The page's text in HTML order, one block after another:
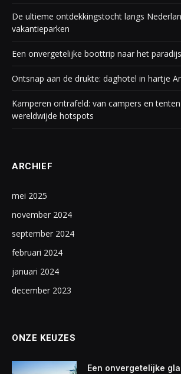
De ultieme ontdekkingstocht langs
vakantieparken
Een onvergetelijke boottrip naar het
Ontsnap aan de drukte: daghotel in hartje
Kamperen ontrafeld: van campers en
wereldwijde hotspots
ARCHIEF
mei 2025
november 2024
september 2024
februari 2024
januari 2024
december 2023
ONZE KEUZES
Een onvergetelijke